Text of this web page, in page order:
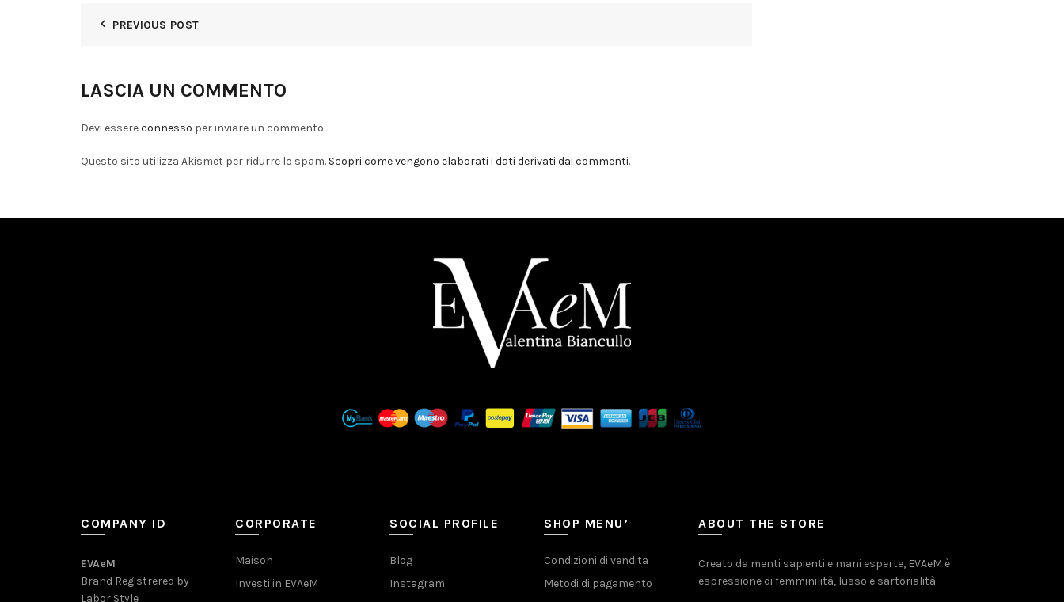
PREVIOUS POST
LASCIA UN COMMENTO
Devi essereconnesso per inviare un commento.
Questo sito utilizza Akismet per ridurre lo spam. Scopri come vengono elaborati i dati derivati dai commenti.
COMPANY ID
EVAeM
Brand Registrered by
Labor Style
CORPORATE
Maison
Investi in EVAeM
SOCIAL PROFILE
Blog
Instagram
SHOP MENU’
Condizioni di vendita
Metodi di pagamento
ABOUT THE STORE
Creato da menti sapienti e mani esperte, EVAeM è
espressione di femminilità, lusso e sartorialità